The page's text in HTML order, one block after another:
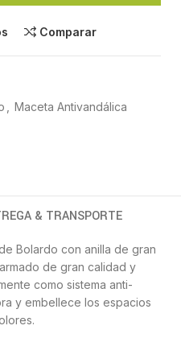
Comparar
Maceta Antivandálica
& TRANSPORTE
Bolardo con anilla de gran
de gran calidad y
como sistema anti-
y embellece los espacios